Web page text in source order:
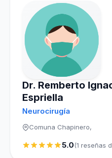
Dr. Remberto
Espriella
Neurocirugía
Comuna Chapinero,
5.0(1 reseñas